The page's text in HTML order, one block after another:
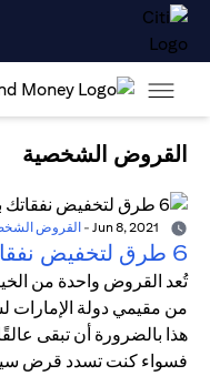
القروض الشخصية
-القروض
6 طرق لتخفيض نفقاتك بعد الحصول على قرض
تُعد القروض واحدة من
من مقيمي دولة الإمارات
هذا بالضرورة أن تبقى
فسواء كنت تسدد قرض